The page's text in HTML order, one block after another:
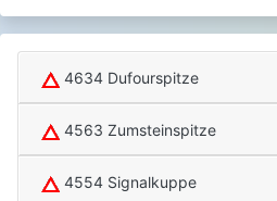
4634 Dufourspitze
4563 Zumsteinspitze
4554 Signalkuppe